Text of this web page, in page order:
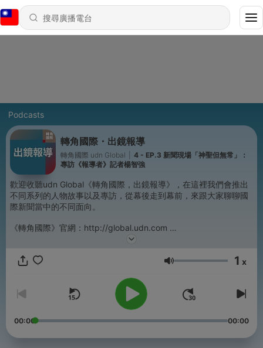
Podcasts
轉角國際・出鏡報導
轉角國際 udn Global
4 - EP.3 新聞現場「神聖但無常」：
專訪《報導者》記者楊智強
歡迎收聽udn Global《轉角國際，出鏡報導》，在這裡我們會推出
不同系列的人物故事以及專訪，從幕後走到幕前，來跟大家聊聊國
際新聞當中的不同面向。
《轉角國際》官網：http://global.udn.com
Facebook：https://www.facebook.com/udnglobal
音量 1 x
00:00 00:00